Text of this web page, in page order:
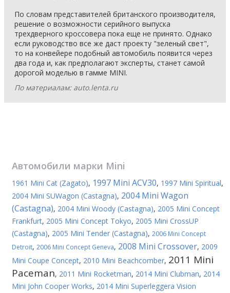
По словам представителей британского производителя,
решение о возможности серийного выпуска
трехдверного кроссовера пока еще не принято. Однако
если руководство все же даст проекту "зеленый свет",
то на конвейере подобный автомобиль появится через
два года и, как предполагают эксперты, станет самой
дорогой моделью в гамме MINI.
По материалам: auto.lenta.ru
Автомобили марки Mini
1961 Mini Cat (Zagato), 1997 Mini ACV30, 1997 Mini Spiritual,
2004 Mini SUWagon (Castagna), 2004 Mini Wagon
(Castagna), 2004 Mini Woody (Castagna), 2005 Mini Concept
Frankfurt, 2005 Mini Concept Tokyo, 2005 Mini CrossUP
(Castagna), 2005 Mini Tender (Castagna), 2006 Mini Concept
Detroit, 2006 Mini Concept Geneva, 2008 Mini Crossover, 2009
Mini Coupe Concept, 2010 Mini Beachcomber, 2011 Mini
Paceman, 2011 Mini Rocketman, 2014 Mini Clubman, 2014
Mini John Cooper Works, 2014 Mini Superleggera Vision